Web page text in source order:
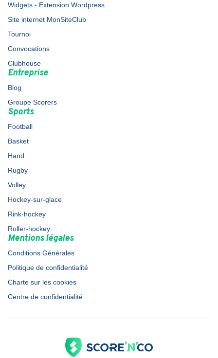
Widgets - Extension Wordpress
Site internet MonSiteClub
Tournoi
Convocations
Clubhouse
Entreprise
Blog
Groupe Scorers
Sports
Football
Basket
Hand
Rugby
Volley
Hockey-sur-glace
Rink-hockey
Roller-hockey
Mentions légales
Conditions Générales
Politique de confidentialité
Charte sur les cookies
Centre de confidentialité